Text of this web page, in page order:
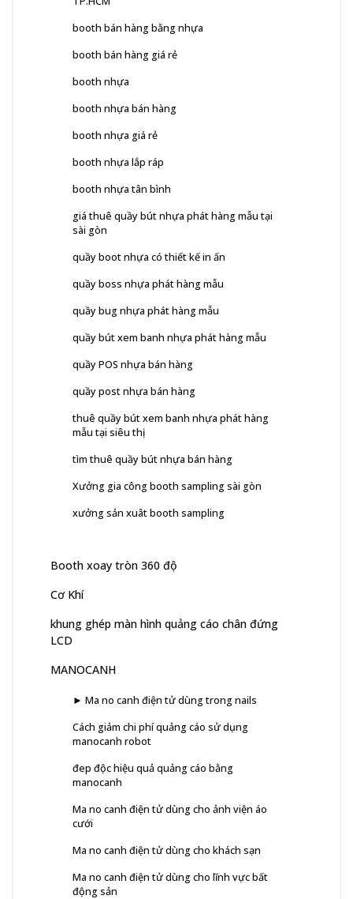
booth bán hàng bằng nhựa
booth bán hàng giá rẻ
booth nhựa
booth nhựa bán hàng
booth nhựa giá rẻ
booth nhựa lắp ráp
booth nhựa tân bình
giá thuê quầy bút nhựa phát hàng mẫu tại
sài gòn
quầy boot nhựa có thiết kế in ấn
quầy boss nhựa phát hàng mẫu
quầy bug nhựa phát hàng mẫu
quầy bút xem banh nhựa phát hàng mẫu
quầy POS nhựa bán hàng
quầy post nhựa bán hàng
thuê quầy bút xem banh nhựa phát hàng
mẫu tại siêu thị
tìm thuê quầy bút nhựa bán hàng
Xưởng gia công booth sampling sài gòn
xưởng sản xuât booth sampling
Booth xoay tròn 360 độ
Cơ Khí
khung ghép màn hình quảng cáo chân đứng
LCD
MANOCANH
► Ma no canh điện tử dùng trong nails
Cách giảm chi phí quảng cáo sử dụng
manocanh robot
đep độc hiệu quả quảng cáo bằng
manocanh
Ma no canh điện tử dùng cho ảnh viện áo
cưới
Ma no canh điện tử dùng cho khách sạn
Ma no canh điện tử dùng cho lĩnh vực bất
động sản